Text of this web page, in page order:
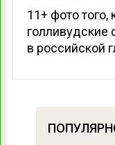
11+ фото
в российской